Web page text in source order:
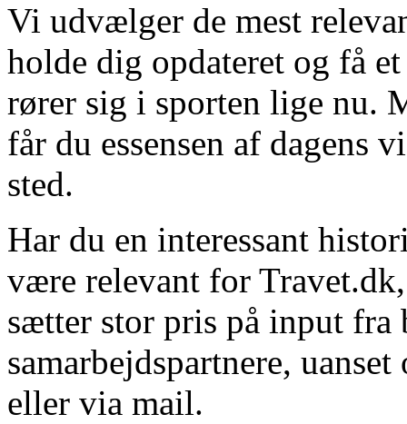
Vi udvælger de mest
holde dig opdateret og få
rører sig i sporten lige nu.
får du essensen af dagens
sted.
Har du en interessant
være relevant for
sætter stor pris på input fra
samarbejdspartnere,
eller via mail.